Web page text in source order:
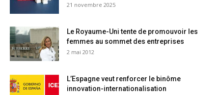
21 novembre 2025
Le Royaume-Uni tente de promouvoir les
femmes au sommet des entreprises
2 mai 2012
L’Espagne veut renforcer le binôme
innovation-internationalisation